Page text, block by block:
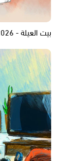
بيت العيلة - 03.08.2026